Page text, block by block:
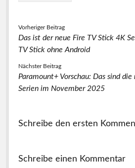
Vorheriger Beitrag
Das ist der neue Fire TV Stick 4K
TV Stick ohne Android
Nächster Beitrag
Paramount+ Vorschau: Das sind
Serien im November 2025
Schreibe den ersten
Schreibe einen Kommentar